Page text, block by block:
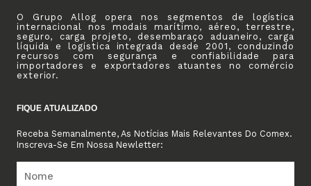
O Grupo Allog opera nos segmentos de logística
internacional nos modais marítimo, aéreo, terrestre,
seguro, carga projeto, desembaraço aduaneiro, carga
líquida e logística integrada desde 2001, conduzindo
recursos com segurança e confiabilidade para
importadores e exportadores atuantes no comércio
exterior.
FIQUE ATUALIZADO
Receba Semanalmente, As Notícias Mais Relevantes Do Comex.
Inscreva-Se Em Nossa Newletter: